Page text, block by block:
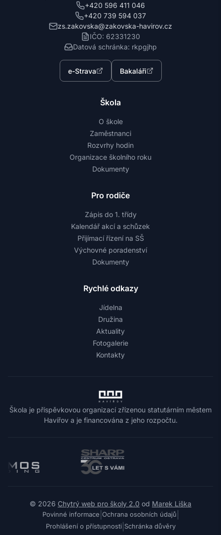
+420 596 411 046
+420 739 594 037
zs.zakovska@zakovska-havirov.cz
IČO: 62331230
Datová schránka: rkpgjhp
e-Strava Bakaláři
Škola
O škole
Zaměstnanci
Rozvrhy hodin
Organizace školního roku
Dokumenty
Pro rodiče
Zápis do 1. třídy
Kalendář akcí a schůzek
Přijímací řízení na SŠ
Výchovné poradenství
Dokumenty
Rychlé odkazy
Jídelna
Družina
Aktuality
Fotogalerie
Kontakty
Škola je příspěvkovou organizací zřízenou statutárním městem
Havířov a je financována z jeho rozpočtu.
© 2026 Chytrý web pro školy 2.0 od Marek Liška
Povinné informace Ochrana osobních údajů
Prohlášení o přístupnosti Schránka důvěry